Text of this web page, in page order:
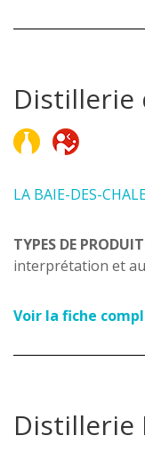
Distillerie
LA BAIE-DES-
TYPES DE
interprétation et
Voir la fiche
Distillerie